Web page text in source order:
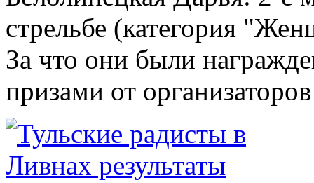
стрельбе (категория
За что они были
призами от